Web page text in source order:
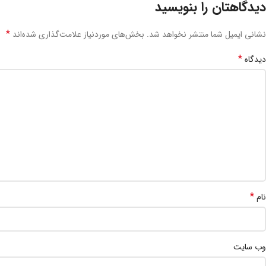
دیدگاهتان را بنویسید
نشانی ایمیل شما منتشر نخواهد شد. بخش‌های موردنیاز علامت‌گذاری شده‌اند *
دیدگاه*
نام*
وب‌ سایت